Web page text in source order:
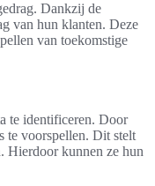
Dankzij de
van hun klanten. Deze
van toekomstige
te identificeren. Door
te voorspellen. Dit stelt
Hierdoor kunnen ze hun